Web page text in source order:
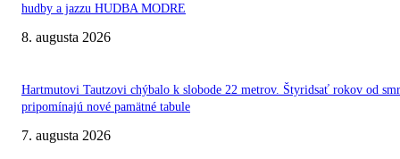
hudby a jazzu HUDBA MODRE
8. augusta 2026
Hartmutovi Tautzovi chýbalo k slobode 22 metrov. Štyridsať rokov od
pripomínajú nové pamätné tabule
7. augusta 2026